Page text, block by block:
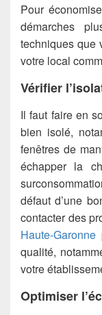
Pour
démarches
techniques que
votre local
Vérifier
Il faut faire en
bien isolé,
fenêtres de
échapper la
défaut d’une
contacter des
Haute-Garonne
qualité,
votre
Optimiser